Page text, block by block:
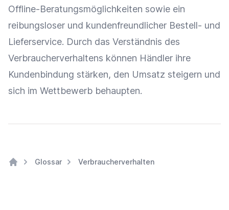
Offline-Beratungsmöglichkeiten sowie ein
reibungsloser und kundenfreundlicher Bestell- und
Lieferservice. Durch das Verständnis des
Verbraucherverhaltens können Händler ihre
Kundenbindung stärken, den Umsatz steigern und
sich im Wettbewerb behaupten.
Glossar Verbraucherverhalten